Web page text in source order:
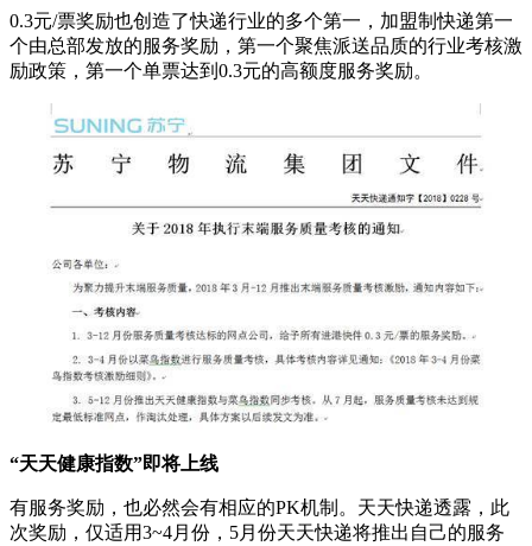
0.3元/票奖励也创造了快递行业的多个第一，加盟制快递第一
个由总部发放的服务奖励，第一个聚焦派送品质的行业考核激
励政策，第一个单票达到0.3元的高额度服务奖励。
“天天健康指数”即将上线
有服务奖励，也必然会有相应的PK机制。天天快递透露，此
次奖励，仅适用3~4月份，5月份天天快递将推出自己的服务